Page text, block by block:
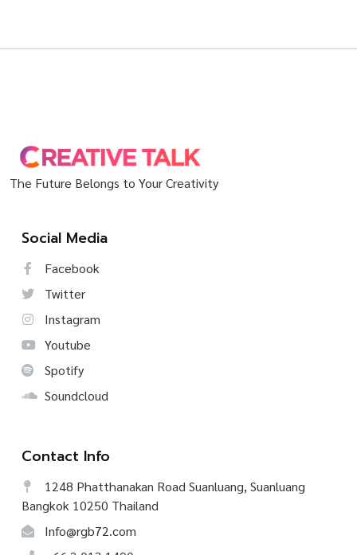
The Future Belongs to Your Creativity
Social Media
Facebook
Twitter
Instagram
Youtube
Spotify
Soundcloud
Contact Info
1248 Phatthanakan Road Suanluang, Suanluang
Bangkok 10250 Thailand
Info@rgb72.com